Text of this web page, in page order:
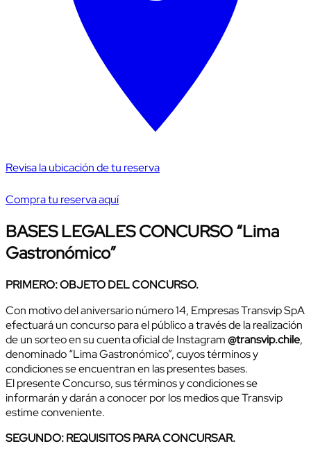
Revisa la ubicación de tu reserva
Compra tu reserva aquí
BASES LEGALES CONCURSO “Lima
Gastronómico”
PRIMERO: OBJETO DEL CONCURSO.
Con motivo del aniversario número 14, Empresas Transvip SpA
efectuará un concurso para el público a través de la realización
de un sorteo en su cuenta oficial de Instagram@transvip.chile,
denominado “Lima Gastronómico”, cuyos términos y
condiciones se encuentran en las presentes bases.
El presente Concurso, sus términos y condiciones se
informarán y darán a conocer por los medios que Transvip
estime conveniente.
SEGUNDO: REQUISITOS PARA CONCURSAR.